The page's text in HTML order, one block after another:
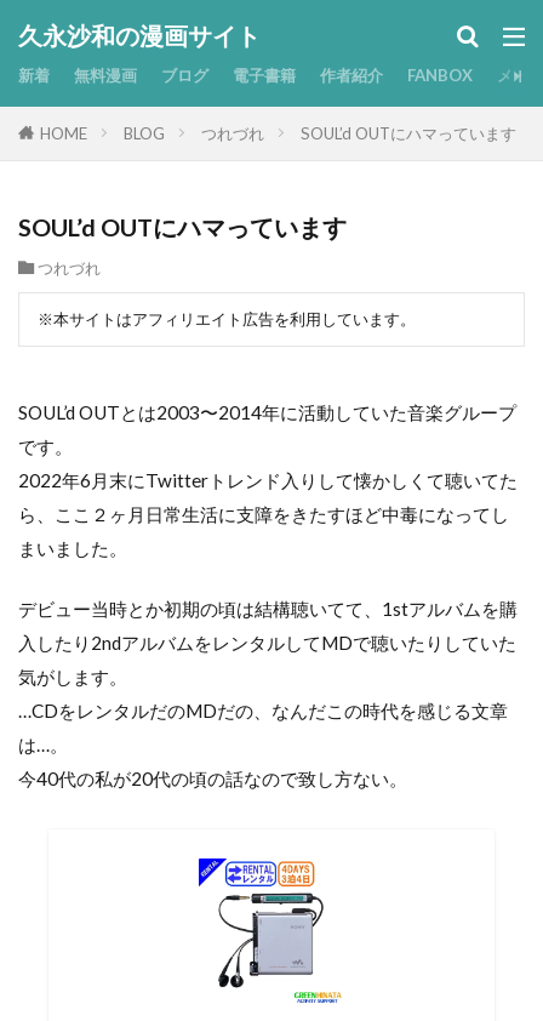
久永沙和の漫画サイト
新着 無料漫画 ブログ 電子書籍 作者紹介 FANBOX メール
HOME BLOG つれづれ SOUL’d OUTにハマっています
SOUL’d OUTにハマっています
つれづれ
※本サイトはアフィリエイト広告を利用しています。
SOUL’d OUTとは2003〜2014年に活動していた音楽グループ
です。
2022年6月末にTwitterトレンド入りして懐かしくて聴いてた
ら、ここ２ヶ月日常生活に支障をきたすほど中毒になってし
まいました。
デビュー当時とか初期の頃は結構聴いてて、1stアルバムを購
入したり2ndアルバムをレンタルしてMDで聴いたりしていた
気がします。
…CDをレンタルだのMDだの、なんだこの時代を感じる文章
は…。
今40代の私が20代の頃の話なので致し方ない。